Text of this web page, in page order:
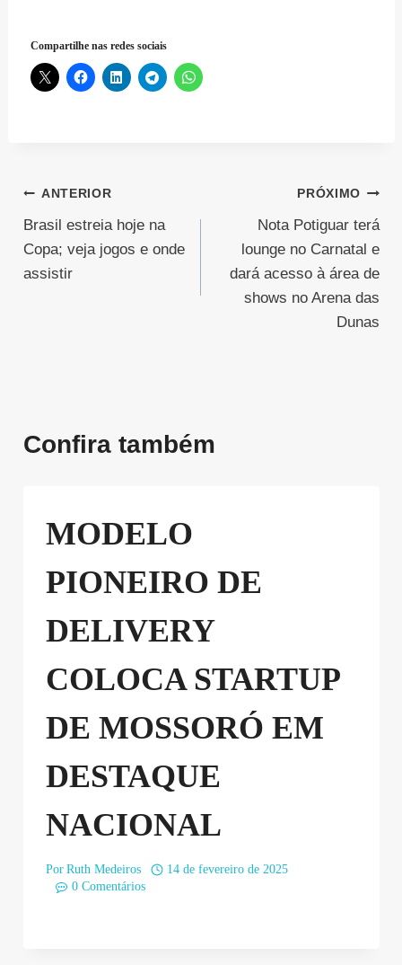
Compartilhe nas redes sociais
Navegação
de
Post
ANTERIOR
Brasil estreia hoje na
Copa; veja jogos e onde
assistir
PRÓXIMO
Nota Potiguar terá
lounge no Carnatal e
dará acesso à área de
shows no Arena das
Dunas
Confira também
MODELO
PIONEIRO DE
DELIVERY
COLOCA STARTUP
DE MOSSORÓ EM
DESTAQUE
NACIONAL
Por Ruth Medeiros
14 de fevereiro de 2025
0 Comentários